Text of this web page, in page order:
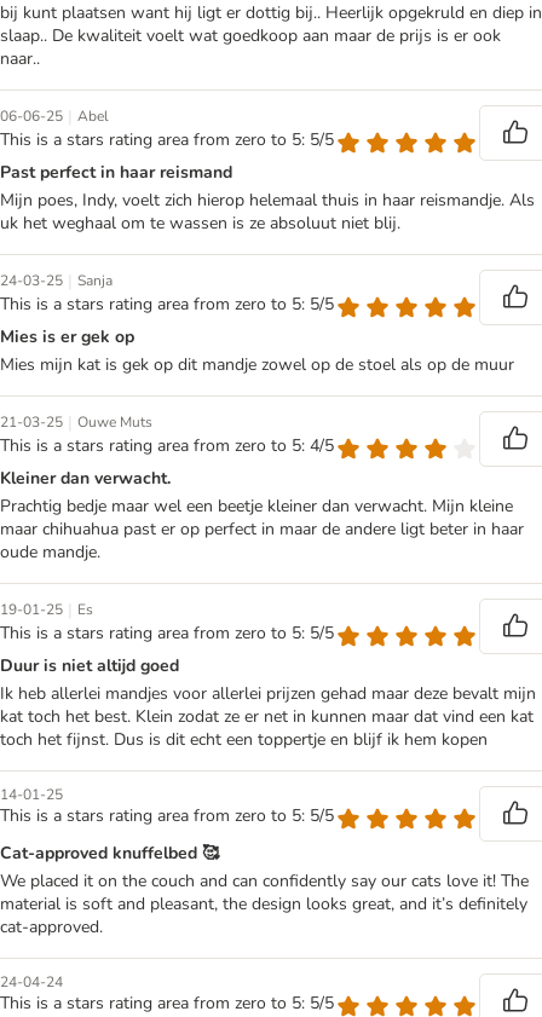
bij kunt plaatsen want hij ligt er dottig bij.. Heerlijk opgekruld en diep in
slaap.. De kwaliteit voelt wat goedkoop aan maar de prijs is er ook
naar..
06-06-25 | Abel
This is a stars rating area from zero to 5: 5/5
Past perfect in haar reismand
Mijn poes, Indy, voelt zich hierop helemaal thuis in haar reismandje. Als
uk het weghaal om te wassen is ze absoluut niet blij.
24-03-25 | Sanja
This is a stars rating area from zero to 5: 5/5
Mies is er gek op
Mies mijn kat is gek op dit mandje zowel op de stoel als op de muur
21-03-25 | Ouwe Muts
This is a stars rating area from zero to 5: 4/5
Kleiner dan verwacht.
Prachtig bedje maar wel een beetje kleiner dan verwacht. Mijn kleine
maar chihuahua past er op perfect in maar de andere ligt beter in haar
oude mandje.
19-01-25 | Es
This is a stars rating area from zero to 5: 5/5
Duur is niet altijd goed
Ik heb allerlei mandjes voor allerlei prijzen gehad maar deze bevalt mijn
kat toch het best. Klein zodat ze er net in kunnen maar dat vind een kat
toch het fijnst. Dus is dit echt een toppertje en blijf ik hem kopen
14-01-25
This is a stars rating area from zero to 5: 5/5
Cat-approved knuffelbed 🥰
We placed it on the couch and can confidently say our cats love it! The
material is soft and pleasant, the design looks great, and it’s definitely
cat-approved.
24-04-24
This is a stars rating area from zero to 5: 5/5